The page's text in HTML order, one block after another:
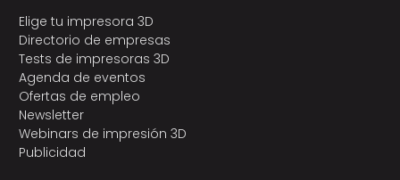
Elige tu impresora 3D
Directorio de empresas
Tests de impresoras 3D
Agenda de eventos
Ofertas de empleo
Newsletter
Webinars de impresión 3D
Publicidad